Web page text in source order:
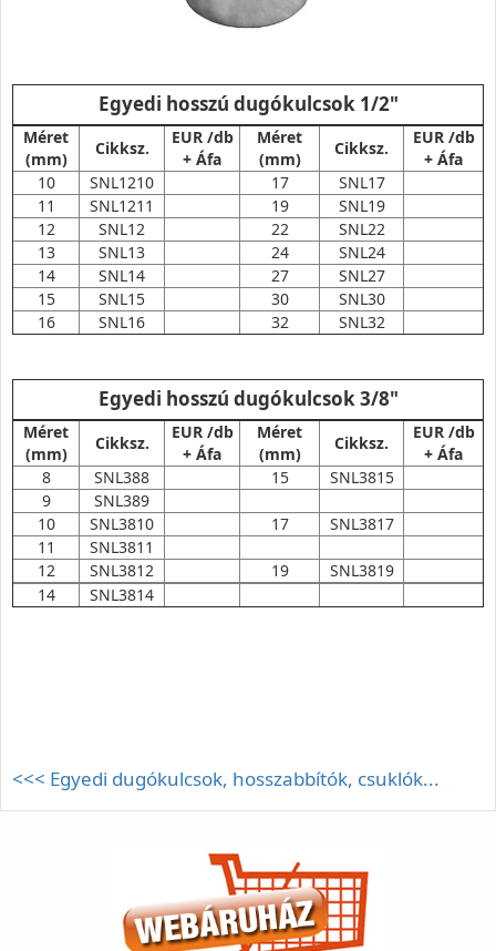
Egyedi hosszú dugókulcsok 1/2"
Méret
(mm)
Cikksz.
EUR /db
+ Áfa
Méret
(mm)
Cikksz.
EUR /db
+ Áfa
10
SNL1210 17
SNL17
11
SNL1211 19
SNL19
12
SNL12 22
SNL22
13
SNL13 24
SNL24
14
SNL14 27
SNL27
15
SNL15 30
SNL30
16
SNL16 32 SNL32
Egyedi hosszú dugókulcsok 3/8"
Méret
(mm)
Cikksz.
EUR /db
+ Áfa
Méret
(mm)
Cikksz.
EUR /db
+ Áfa
8
SNL388 15
SNL3815
9
SNL389
10
SNL3810 17
SNL3817
11
SNL3811
12
SNL3812 19
SNL3819
14
SNL3814
<<< Egyedi dugókulcsok, hosszabbítók, csuklók...